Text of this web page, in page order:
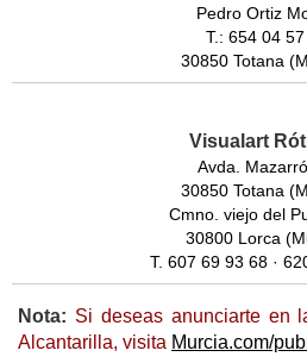
Pedro Ortiz
T.: 654 04
30850 Totana
Visualart
Avda.
30850 Totana
Cmno. viejo del
30800 Lorca
T. 607 69 93 68 ·
Nota: Si deseas anunciarte en
Alcantarilla, visita Murcia.com/